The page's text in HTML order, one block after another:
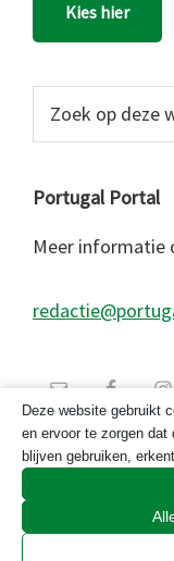
Kies hier
website
Portugal Portal
Meer informatie
© 2026
Deze website gebruikt
en ervoor te zorgen
blijven gebruiken,